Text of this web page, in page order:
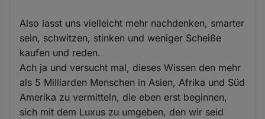
Also lasst uns vielleicht mehr nachdenken, smarter
sein, schwitzen, stinken und weniger Scheiße
kaufen und reden.
Ach ja und versucht mal, dieses Wissen den mehr
als 5 Milliarden Menschen in Asien, Afrika und Süd
Amerika zu vermitteln, die eben erst beginnen,
sich mit dem Luxus zu umgeben, den wir seid